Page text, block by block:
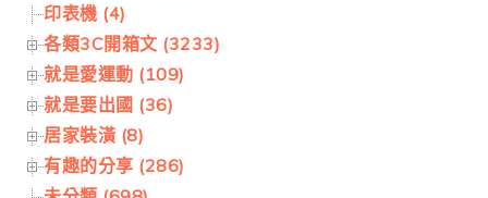
印表機 (4)
各類3C開箱文 (3233)
就是愛運動 (109)
就是要出國 (36)
居家裝潢 (8)
有趣的分享 (286)